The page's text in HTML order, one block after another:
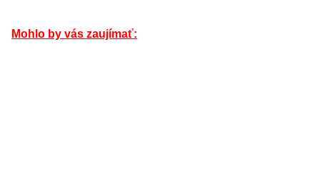
Mohlo by vás zaujímať: